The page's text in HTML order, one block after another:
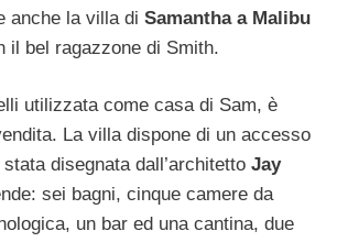
anche la villa di Samantha a Malibu
il bel ragazzone di Smith.
utilizzata come casa di Sam, è
La villa dispone di un accesso
disegnata dall’architetto Jay
sei bagni, cinque camere da
un bar ed una cantina, due